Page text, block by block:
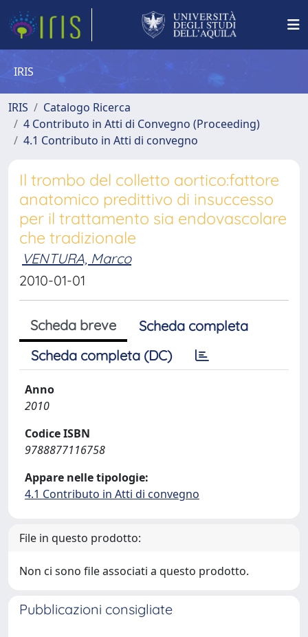
IRIS
IRIS
Catalogo Ricerca
4 Contributo in Atti di Convegno (Proceeding)
4.1 Contributo in Atti di convegno
Il trombo del colletto aortico:fattore
anatomico predittivo di insuccesso
per il trattamento sia endovascolare
che tradizionale
VENTURA, Marco
2010-01-01
Scheda breve
Scheda completa
Scheda completa (DC)
Anno
2010
Codice ISBN
9788877116758
Appare nelle tipologie:
4.1 Contributo in Atti di convegno
File in questo prodotto:
Non ci sono file associati a questo prodotto.
Pubblicazioni consigliate